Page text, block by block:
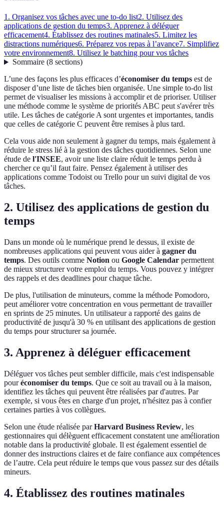
1. Organisez vos tâches avec une to-do list2. Utilisez des
applications de gestion du temps3. Apprenez à déléguer
efficacement4. Établissez des routines matinales5. Limitez les
distractions numériques6. Préparez vos repas à l’avance7. Simplifiez
votre environnement8. Utilisez le batching pour vos tâches
Sommaire(8 sections)
L’une des façons les plus efficaces d’économiser du temps est de
disposer d’une liste de tâches bien organisée. Une simple to-do list
permet de visualiser les missions à accomplir et de prioriser. Utiliser
une méthode comme le système de priorités ABC peut s'avérer très
utile. Les tâches de catégorie A sont urgentes et importantes, tandis
que celles de catégorie C peuvent être remises à plus tard.
Cela vous aide non seulement à gagner du temps, mais également à
réduire le stress lié à la gestion des tâches quotidiennes. Selon une
étude de l'INSEE, avoir une liste claire réduit le temps perdu à
chercher ce qu’il faut faire. Pensez également à utiliser des
applications comme Todoist ou Trello pour un suivi digital de vos
tâches.
2. Utilisez des applications de gestion du
temps
Dans un monde où le numérique prend le dessus, il existe de
nombreuses applications qui peuvent vous aider à gagner du
temps. Des outils comme Notion ou Google Calendar permettent
de mieux structurer votre emploi du temps. Vous pouvez y intégrer
des rappels et des deadlines pour chaque tâche.
De plus, l'utilisation de minuteurs, comme la méthode Pomodoro,
peut améliorer votre concentration en vous permettant de travailler
en sprints de 25 minutes. Un utilisateur a rapporté des gains de
productivité de jusqu'à 30 % en utilisant des applications de gestion
du temps pour structurer sa journée.
3. Apprenez à déléguer efficacement
Déléguer vos tâches peut sembler difficile, mais c'est indispensable
pouréconomiser du temps. Que ce soit au travail ou à la maison,
identifiez les tâches qui peuvent être réalisées par d'autres. Par
exemple, si vous êtes en charge d'un projet, n'hésitez pas à confier
certaines parties à vos collègues.
Selon une étude réalisée parHarvard Business Review, les
gestionnaires qui délèguent efficacement constatent une amélioration
notable dans la productivité globale. Il est également essentiel de
donner des instructions claires et de faire confiance aux compétences
de l’autre. Cela peut réduire le temps que vous passez sur des détails
mineurs.
4. Établissez des routines matinales